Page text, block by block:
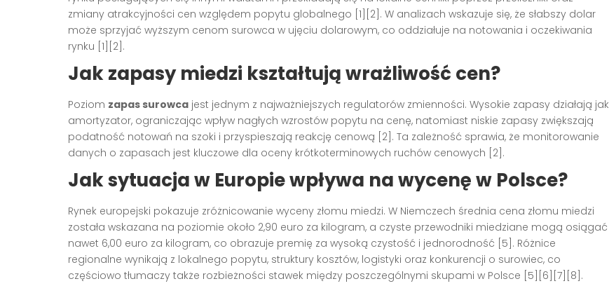
zmiany atrakcyjności cen względem popytu globalnego [1][2]. W analizach wskazuje się, że słabszy dolar
może sprzyjać wyższym cenom surowca w ujęciu dolarowym, co oddziałuje na notowania i oczekiwania
rynku [1][2].
Jak zapasy miedzi kształtują wrażliwość cen?
Poziom zapas surowca jest jednym z najważniejszych regulatorów zmienności. Wysokie zapasy działają jak
amortyzator, ograniczając wpływ nagłych wzrostów popytu na cenę, natomiast niskie zapasy zwiększają
podatność notowań na szoki i przyspieszają reakcję cenową [2]. Ta zależność sprawia, że monitorowanie
danych o zapasach jest kluczowe dla oceny krótkoterminowych ruchów cenowych [2].
Jak sytuacja w Europie wpływa na wycenę w Polsce?
Rynek europejski pokazuje zróżnicowanie wyceny złomu miedzi. W Niemczech średnia cena złomu miedzi
została wskazana na poziomie około 2,90 euro za kilogram, a czyste przewodniki miedziane mogą osiągać
nawet 6,00 euro za kilogram, co obrazuje premię za wysoką czystość i jednorodność [5]. Różnice
regionalne wynikają z lokalnego popytu, struktury kosztów, logistyki oraz konkurencji o surowiec, co
częściowo tłumaczy także rozbieżności stawek między poszczególnymi skupami w Polsce [5][6][7][8].